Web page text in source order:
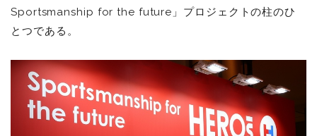
Sportsmanship for the future」プロジェクトの柱のひ
とつである。